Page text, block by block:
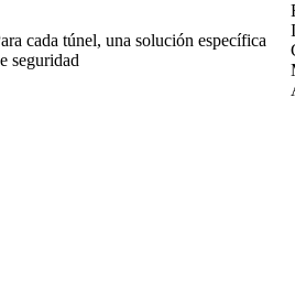
cada túnel, una solución específica
seguridad